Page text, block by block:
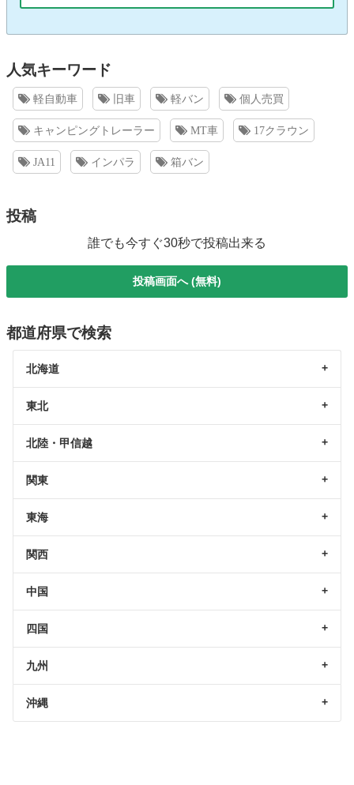
人気キーワード
軽自動車 旧車 軽バン 個人売買
キャンピングトレーラー MT車 17クラウン
JA11 インパラ 箱バン
投稿
誰でも今すぐ30秒で投稿出来る
投稿画面へ (無料)
都道府県で検索
北海道
東北
北陸・甲信越
関東
東海
関西
中国
四国
九州
沖縄